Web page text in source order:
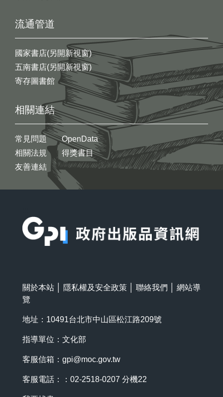
流通管道
國家書店(另開新視窗)
五南書店(另開新視窗)
寄存圖書館
相關連結
常見問題
相關法規
友善連結
OpenData
得獎書目
關於本站 隱私權及安全政策 聯絡我們
網站導
覽
地址：10491台北市中山區松江路209號
指導單位：文化部
客服信箱： gpi@moc.gov.tw
客服電話：：02-2518-0207 分機22